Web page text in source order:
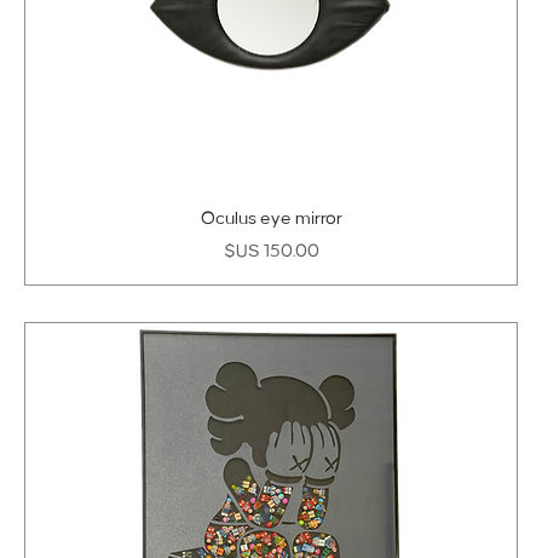
Oculus eye mirror
السعر‏150.00 US$